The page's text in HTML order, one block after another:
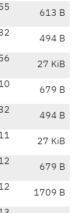
613 B
494 B
27 KiB
679 B
494 B
27 KiB
679 B
1709 B